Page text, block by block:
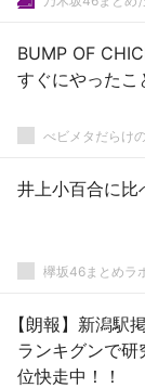
BUMP OF
すぐにやったこ
べビメタだらけ
井上小百合に比
欅坂46まとめラ
【朗報】新潟駅
ランキグンで
位快走中！！